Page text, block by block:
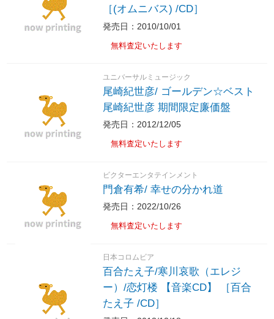
［(オムニバス) /CD］
発売日：2010/10/01
無料査定いたします
ユニバーサルミュージック
尾崎紀世彦/ ゴールデン☆ベスト
尾崎紀世彦 期間限定廉価盤
発売日：2012/12/05
無料査定いたします
ビクターエンタテインメント
門倉有希/ 幸せの分かれ道
発売日：2022/10/26
無料査定いたします
日本コロムビア
百合たえ子/寒川哀歌（エレジ
ー）/恋灯楼 【音楽CD】 ［百合
たえ子 /CD］